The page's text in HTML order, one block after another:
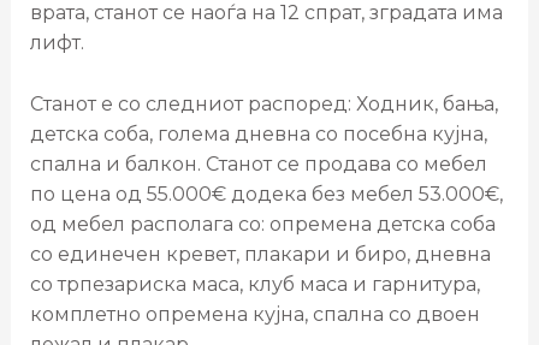
врата, станот се наоѓа на 12 спрат, зградата има
лифт.
Станот е со следниот распоред: Ходник, бања,
детска соба, голема дневна со посебна кујна,
спална и балкон. Станот се продава со мебел
по цена од 55.000€ додека без мебел 53.000€,
од мебел располага со: опремена детска соба
со единечен кревет, плакари и биро, дневна
со трпезариска маса, клуб маса и гарнитура,
комплетно опремена кујна, спална со двоен